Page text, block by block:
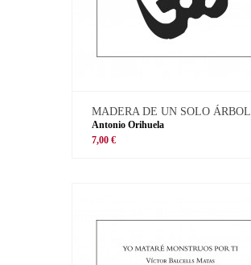
MADERA DE UN SOLO ÁRBOL
Antonio Orihuela
7,00 €